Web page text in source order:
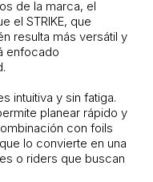
de la marca, el
el STRIKE, que
resulta más versátil y
enfocado
intuitiva y sin fatiga.
planear rápido y
con foils
lo convierte en una
o riders que buscan